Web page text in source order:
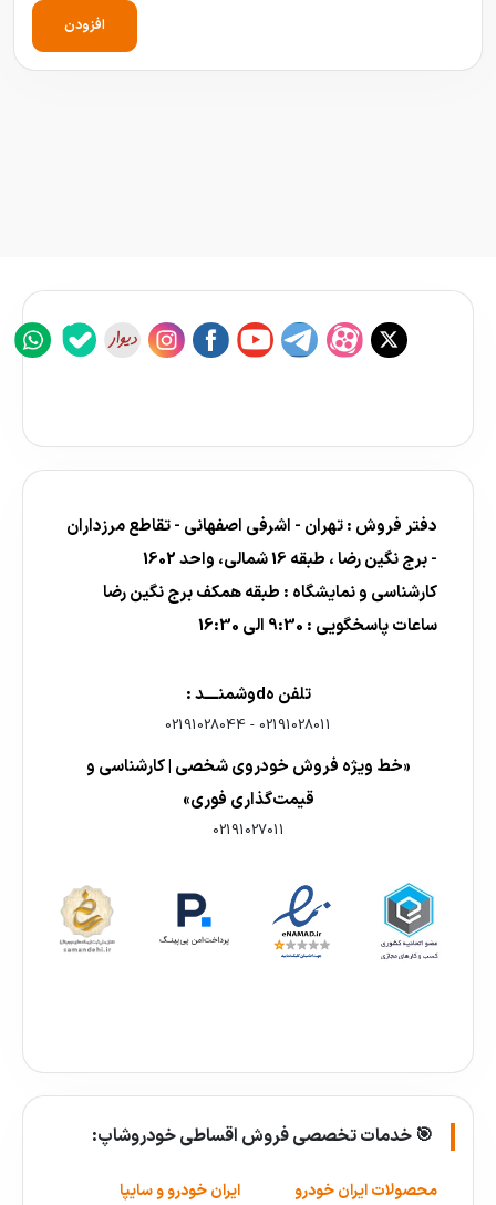
افزودن
دفتر فروش : تهران - اشرفی اصفهانی - تقاطع مرزداران
- برج نگین رضا ، طبقه 16 شمالی، واحد 1602
کارشناسی و نمایشگاه : طبقه همکف برج نگین رضا
ساعات پاسخگویی : 9:30 الی 16:30
تلفن هdوشمنــــد :
02191028011
-
02191028044
«خط ویژه فروش خودروی شخصی | کارشناسی و
قیمت‌گذاری فوری»
02191027011
🎯 خدمات تخصصی فروش اقساطی خودروشاپ:
محصولات ایران خودرو ایران خودرو و سایپا